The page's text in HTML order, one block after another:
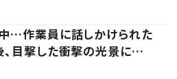
…作業員に話しかけられた
、目撃した衝撃の光景に…